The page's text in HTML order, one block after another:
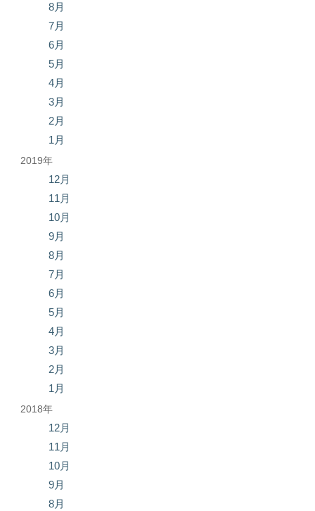
8月
7月
6月
5月
4月
3月
2月
1月
2019年
12月
11月
10月
9月
8月
7月
6月
5月
4月
3月
2月
1月
2018年
12月
11月
10月
9月
8月